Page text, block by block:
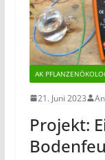
AK
21. Juni 2023
Projekt: